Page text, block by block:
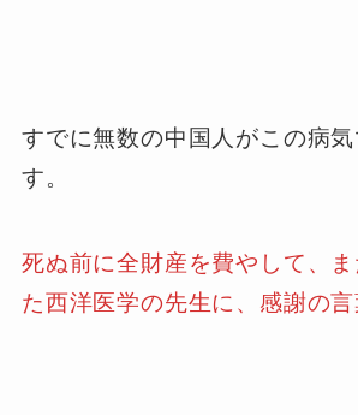
すでに無数の中国人がこの病気
す。
死ぬ前に全財産を費やして、
た西洋医学の先生に、感謝の言